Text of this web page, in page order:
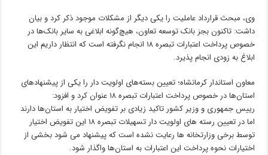
وی، مبحث قرارداد عاملیت را یکی دیگر از مشکلات موجود ذکر کرد و بیان
داشت: تاکنون بجز بانک توسعه تعاون، هیچ‌گونه ابلاغی به سایر بانک‌ها در
خصوص پرداخت اعتبارات تبصره ۱۸ انجام نگرفته است که انتظار داریم این
ابلاغ به زودی انجام پذیرد.
معاون استاندار کرمانشاه؛ تعیین بسته‌های اولویت دار را یکی از پیشنهادهای
استان‌ها در خصوص پرداخت اعتبارات تبصره ۱۸ عنوان کرد و افزود:
رییس جمهوری و وزیر کشور تاکید زیادی بر تفویض اختیار به استان‌ها دارند
اما در تعیین رسته های اولویت دار تسهیلات تبصره ۱۸ این تفویض اختیار
توسط برخی وزارتخانه ها رعایت نشده است که پیشنهاد می شود بخشی از
اختیارات نحوه پرداخت این اعتبارات به استان‌ها واگذار شود.